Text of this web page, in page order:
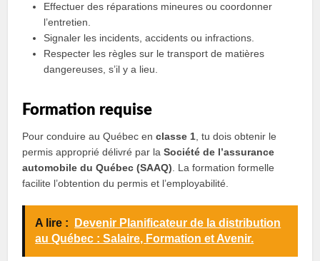
Effectuer des réparations mineures ou coordonner
l’entretien.
Signaler les incidents, accidents ou infractions.
Respecter les règles sur le transport de matières
dangereuses, s’il y a lieu.
Formation requise
Pour conduire au Québec enclasse 1 , tu dois obtenir le
permis approprié délivré par laSociété de l’assurance
automobile du Québec (SAAQ) . La formation formelle
facilite l’obtention du permis et l’employabilité.
A lire :
Devenir Planificateur de la distribution
au Québec : Salaire, Formation et Avenir.